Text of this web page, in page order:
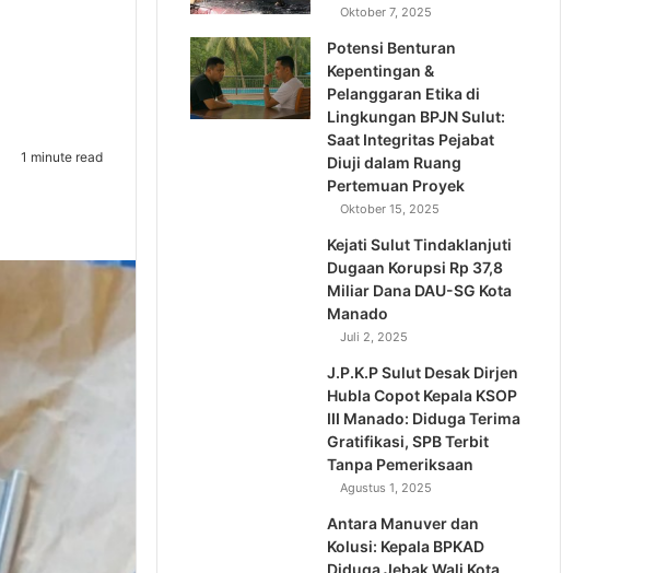
1 minute read
Oktober 7, 2025
Potensi Benturan
Kepentingan &
Pelanggaran Etika di
Lingkungan BPJN Sulut:
Saat Integritas Pejabat
Diuji dalam Ruang
Pertemuan Proyek
Oktober 15, 2025
Kejati Sulut Tindaklanjuti
Dugaan Korupsi Rp 37,8
Miliar Dana DAU-SG Kota
Manado
Juli 2, 2025
J.P.K.P Sulut Desak Dirjen
Hubla Copot Kepala KSOP
III Manado: Diduga Terima
Gratifikasi, SPB Terbit
Tanpa Pemeriksaan
Agustus 1, 2025
Antara Manuver dan
Kolusi: Kepala BPKAD
Diduga Jebak Wali Kota